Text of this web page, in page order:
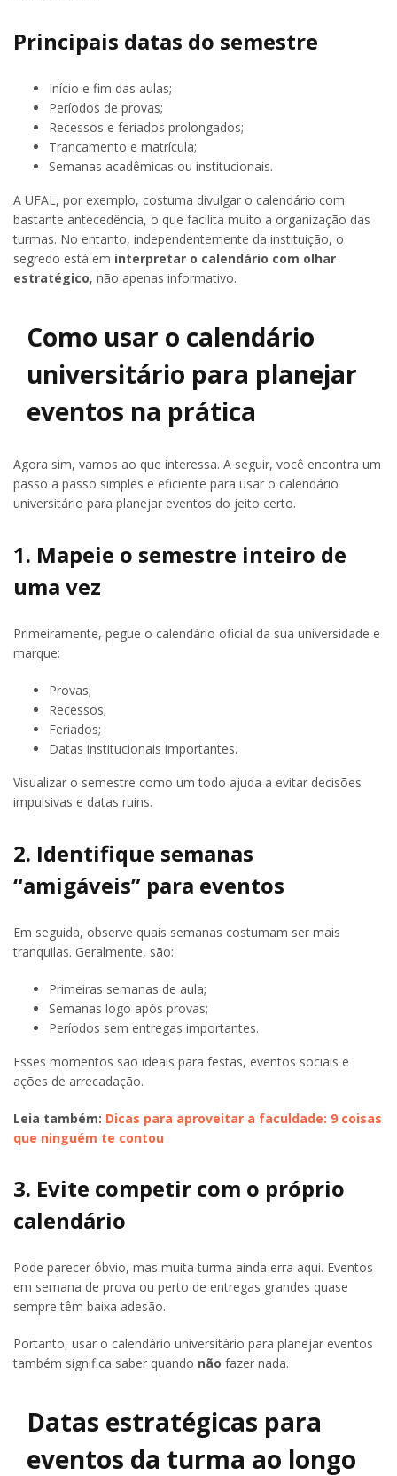
Principais datas do semestre
Início e fim das aulas;
Períodos de provas;
Recessos e feriados prolongados;
Trancamento e matrícula;
Semanas acadêmicas ou institucionais.
A UFAL, por exemplo, costuma divulgar o calendário com
bastante antecedência, o que facilita muito a organização das
turmas. No entanto, independentemente da instituição, o
segredo está em interpretar o calendário com olhar
estratégico, não apenas informativo.
Como usar o calendário
universitário para planejar
eventos na prática
Agora sim, vamos ao que interessa. A seguir, você encontra um
passo a passo simples e eficiente para usar o calendário
universitário para planejar eventos do jeito certo.
1. Mapeie o semestre inteiro de
uma vez
Primeiramente, pegue o calendário oficial da sua universidade e
marque:
Provas;
Recessos;
Feriados;
Datas institucionais importantes.
Visualizar o semestre como um todo ajuda a evitar decisões
impulsivas e datas ruins.
2. Identifique semanas
“amigáveis” para eventos
Em seguida, observe quais semanas costumam ser mais
tranquilas. Geralmente, são:
Primeiras semanas de aula;
Semanas logo após provas;
Períodos sem entregas importantes.
Esses momentos são ideais para festas, eventos sociais e
ações de arrecadação.
Leia também: Dicas para aproveitar a faculdade: 9 coisas
que ninguém te contou
3. Evite competir com o próprio
calendário
Pode parecer óbvio, mas muita turma ainda erra aqui. Eventos
em semana de prova ou perto de entregas grandes quase
sempre têm baixa adesão.
Portanto, usar o calendário universitário para planejar eventos
também significa saber quando não fazer nada.
Datas estratégicas para
eventos da turma ao longo